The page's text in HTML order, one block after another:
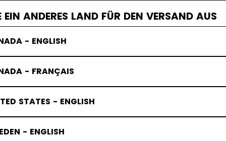
EIN ANDERES LAND FÜR DEN VERSAND AUS
- ENGLISH
- FRANÇAIS
STATES - ENGLISH
- ENGLISH